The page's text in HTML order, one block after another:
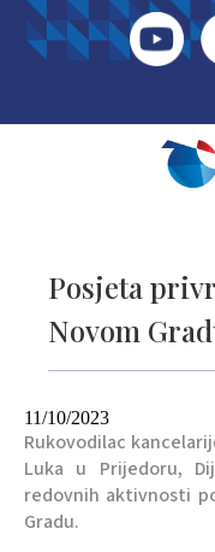
Posjeta
Novom
11/10/2023
Rukovodilac
Luka u Prijedoru,
redovnih aktivnosti
Gradu.